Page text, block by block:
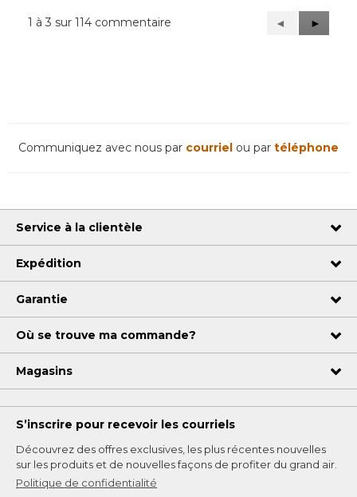
1 à 3 sur 114 commentaire
Précédent
Reviews
◄
Suivant
Reviews
►
Communiquez avec nous par courriel ou par téléphone
Service à la clientèle
Expédition
Garantie
Où se trouve ma commande?
Magasins
S’inscrire pour recevoir les courriels
Découvrez des offres exclusives, les plus récentes nouvelles
sur les produits et de nouvelles façons de profiter du grand air.
Politique de confidentialité